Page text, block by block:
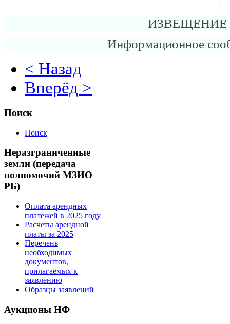
ИЗВЕЩЕНИЕ
Информационное
< Назад
Вперёд >
Поиск
Поиск
Неразграниченные
земли (передача
полномочий МЗИО
РБ)
Оплата арендных
платежей в 2025 году
Расчеты арендной
платы за 2025
Перечень
необходимых
документов,
прилагаемых к
заявлению
Образцы заявлений
Аукционы НФ